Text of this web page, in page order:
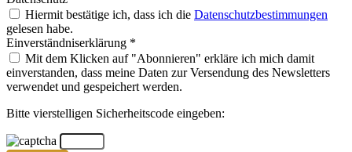
Hiermit bestätige ich, dass ich die Datenschutzbestimmungen
gelesen habe.
Einverständniserklärung *
Mit dem Klicken auf "Abonnieren" erkläre ich mich damit
einverstanden, dass meine Daten zur Versendung des Newsletters
verwendet und gespeichert werden.
Bitte vierstelligen Sicherheitscode eingeben: